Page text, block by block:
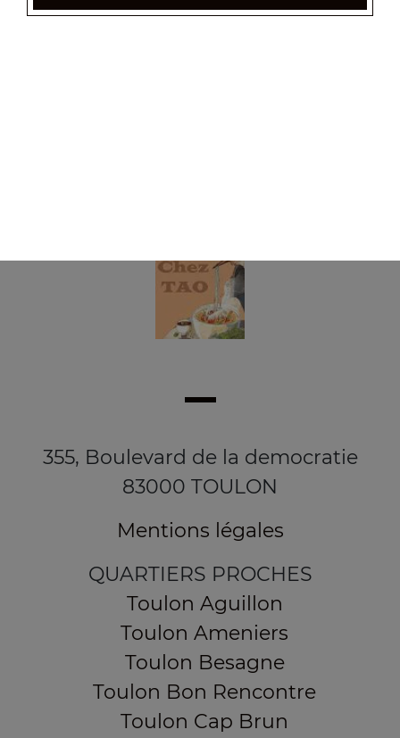
355, Boulevard de la democratie
83000 TOULON
Mentions légales
QUARTIERS PROCHES
Toulon Aguillon
Toulon Ameniers
Toulon Besagne
Toulon Bon Rencontre
Toulon Cap Brun